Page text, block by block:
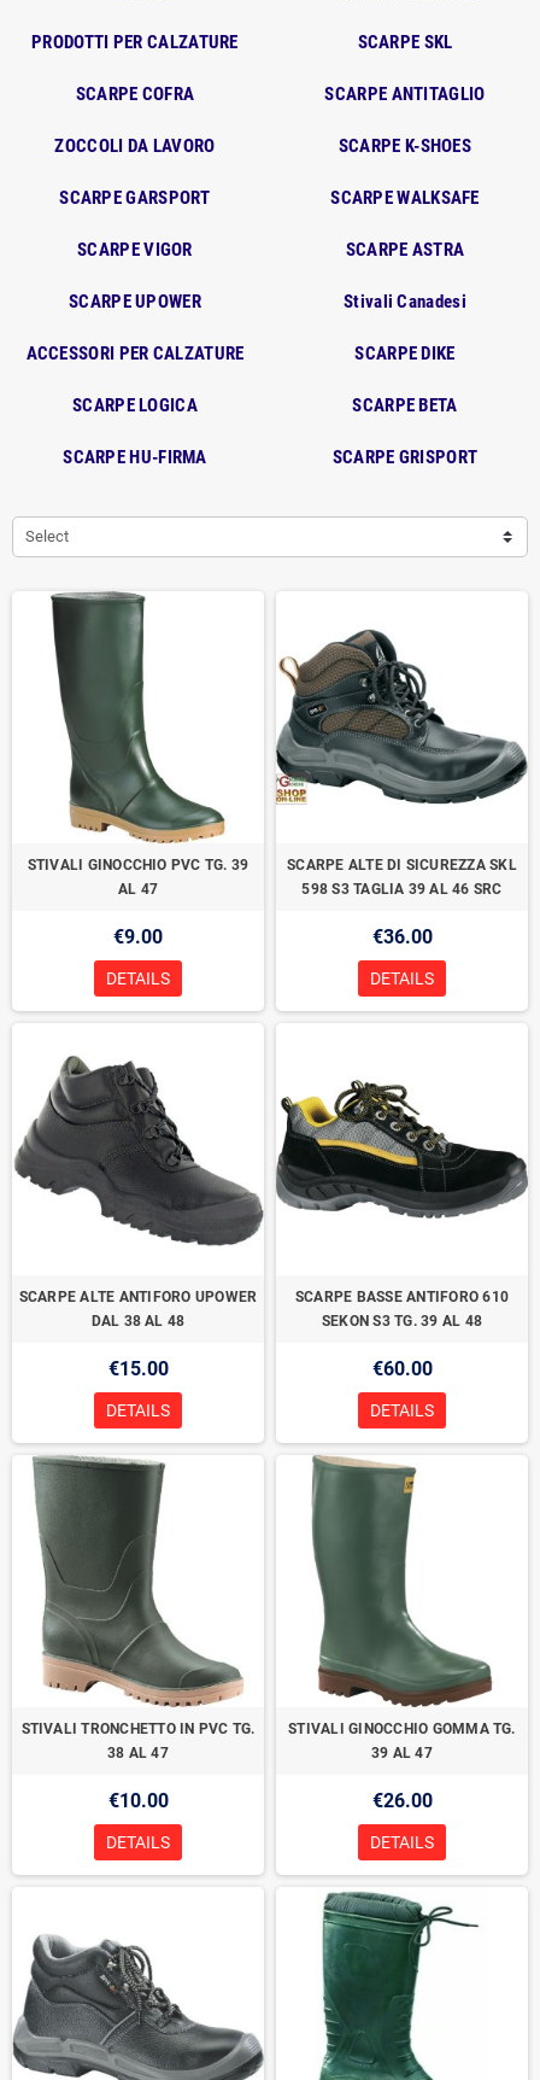
PRODOTTI PER CALZATURE SCARPE SKL
SCARPE COFRA SCARPE ANTITAGLIO
ZOCCOLI DA LAVORO SCARPE K-SHOES
SCARPE GARSPORT SCARPE WALKSAFE
SCARPE VIGOR SCARPE ASTRA
SCARPE UPOWER Stivali Canadesi
ACCESSORI PER CALZATURE SCARPE DIKE
SCARPE LOGICA SCARPE BETA
SCARPE HU-FIRMA SCARPE GRISPORT
Select
STIVALI GINOCCHIO PVC TG. 39
AL 47
€9.00
DETAILS
SCARPE ALTE DI SICUREZZA SKL
598 S3 TAGLIA 39 AL 46 SRC
€36.00
DETAILS
SCARPE ALTE ANTIFORO UPOWER
DAL 38 AL 48
€15.00
DETAILS
SCARPE BASSE ANTIFORO 610
SEKON S3 TG. 39 AL 48
€60.00
DETAILS
STIVALI TRONCHETTO IN PVC TG.
38 AL 47
€10.00
DETAILS
STIVALI GINOCCHIO GOMMA TG.
39 AL 47
€26.00
DETAILS